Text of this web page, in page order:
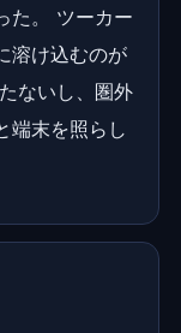
た。 ツーカー
溶け込むのが
ないし、圏外
端末を照らし